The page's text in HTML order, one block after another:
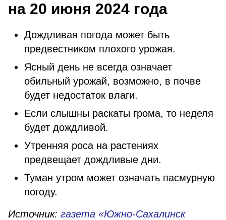
на 20 июня 2024 года
Дождливая погода может быть
предвестником плохого урожая.
Ясный день не всегда означает
обильный урожай, возможно, в почве
будет недостаток влаги.
Если слышны раскаты грома, то неделя
будет дождливой.
Утренняя роса на растениях
предвещает дождливые дни.
Туман утром может означать пасмурную
погоду.
Источник: газета «Южно-Сахалинск